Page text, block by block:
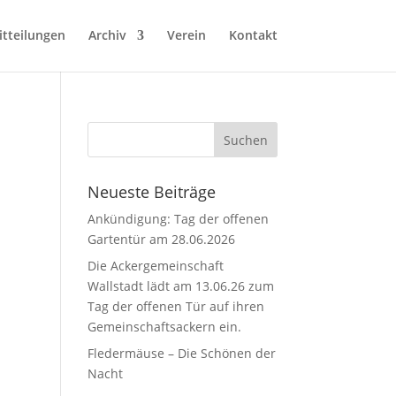
Archiv Verein Kontakt
Neueste Beiträge
Ankündigung: Tag der offenen
Gartentür am 28.06.2026
Die Ackergemeinschaft
Wallstadt lädt am 13.06.26 zum
Tag der offenen Tür auf ihren
Gemeinschaftsackern ein.
Fledermäuse – Die Schönen der
Nacht